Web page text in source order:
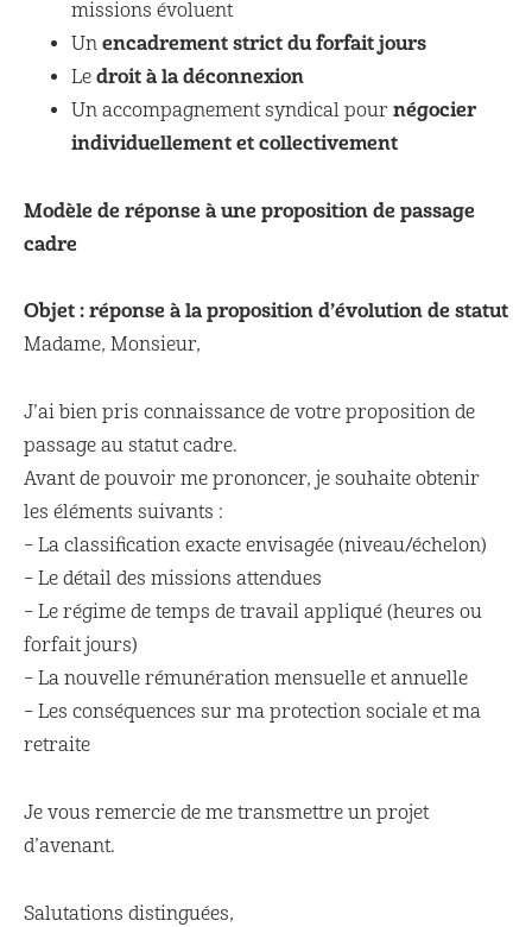
missions évoluent
Un encadrement strict du forfait jours
Le droit à la déconnexion
Un accompagnement syndical pour négocier
individuellement et collectivement
Modèle de réponse à une proposition de passage
cadre
Objet : réponse à la proposition d’évolution de statut
Madame, Monsieur,
J’ai bien pris connaissance de votre proposition de
passage au statut cadre.
Avant de pouvoir me prononcer, je souhaite obtenir
les éléments suivants :
– La classification exacte envisagée (niveau/échelon)
– Le détail des missions attendues
– Le régime de temps de travail appliqué (heures ou
forfait jours)
– La nouvelle rémunération mensuelle et annuelle
– Les conséquences sur ma protection sociale et ma
retraite
Je vous remercie de me transmettre un projet
d’avenant.
Salutations distinguées,